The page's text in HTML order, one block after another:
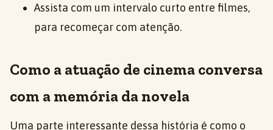
Assista com um intervalo curto entre filmes,
para recomeçar com atenção.
Como a atuação de cinema conversa
com a memória da novela
Uma parte interessante dessa história é como o